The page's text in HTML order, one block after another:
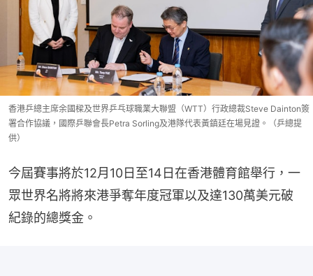
香港乒總主席余國樑及世界乒乓球職業大聯盟（WTT）行政總裁Steve Dainton簽
署合作協議，國際乒聯會長Petra Sorling及港隊代表黃鎮廷在場見證。（乒總提
供）
今屆賽事將於12月10日至14日在香港體育館舉行，一
眾世界名將將來港爭奪年度冠軍以及達130萬美元破
紀錄的總獎金。